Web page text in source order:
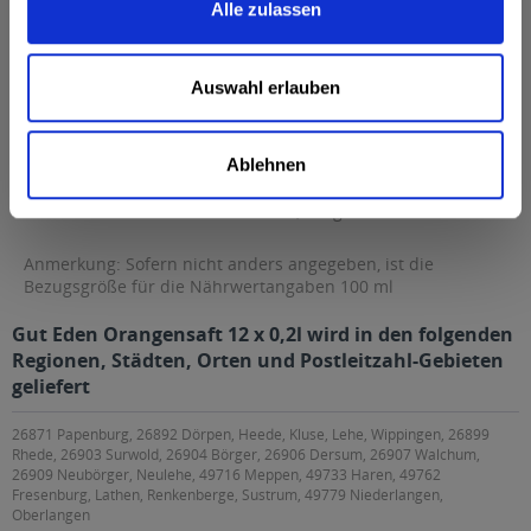
Alle zulassen
Auswahl erlauben
Ablehnen
0,2 g
davon gesättigte Fettsäuren
0,04 g
8,8 g
davon Zucker
8,8 g
0,7 g
Anmerkung: Sofern nicht anders angegeben, ist die
Bezugsgröße für die Nährwertangaben 100 ml
Gut Eden Orangensaft 12 x 0,2l wird in den folgenden
Regionen, Städten, Orten und Postleitzahl-Gebieten
geliefert
26871 Papenburg, 26892 Dörpen, Heede, Kluse, Lehe, Wippingen, 26899
Rhede, 26903 Surwold, 26904 Börger, 26906 Dersum, 26907 Walchum,
26909 Neubörger, Neulehe, 49716 Meppen, 49733 Haren, 49762
Fresenburg, Lathen, Renkenberge, Sustrum, 49779 Niederlangen,
Oberlangen